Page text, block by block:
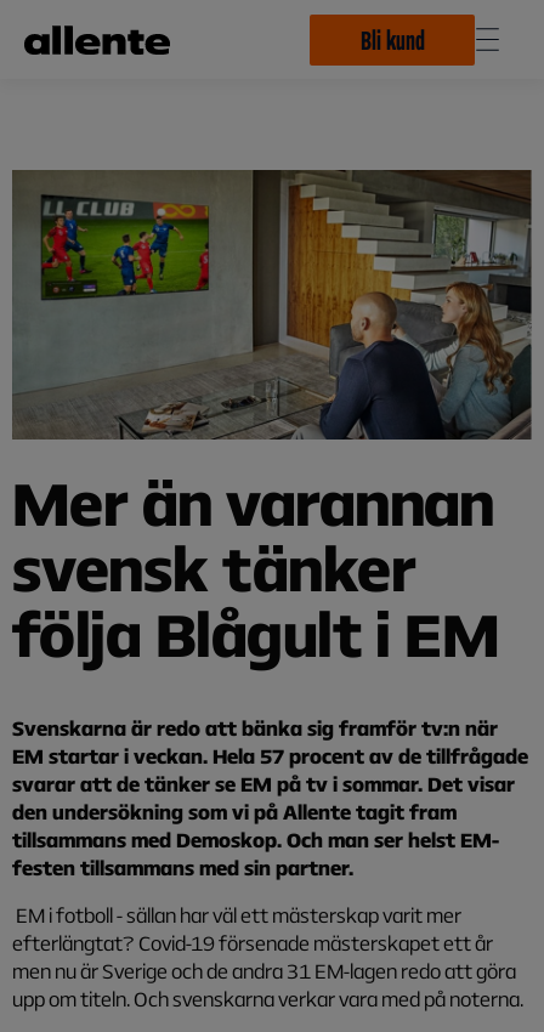
Bli kund
Mer än varannan
svensk tänker
följa Blågult i EM
Svenskarna är redo att bänka sig framför tv:n när
EM startar i veckan. Hela 57 procent av de tillfrågade
svarar att de tänker se EM på tv i sommar. Det visar
den undersökning som vi på Allente tagit fram
tillsammans med Demoskop. Och man ser helst EM-
festen tillsammans med sin partner.
EM i fotboll - sällan har väl ett mästerskap varit mer
efterlängtat? Covid-19 försenade mästerskapet ett år
men nu är Sverige och de andra 31 EM-lagen redo att göra
upp om titeln. Och svenskarna verkar vara med på noterna.